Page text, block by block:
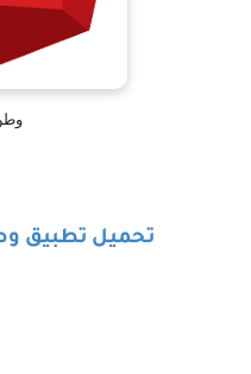
تحميل تطبيق